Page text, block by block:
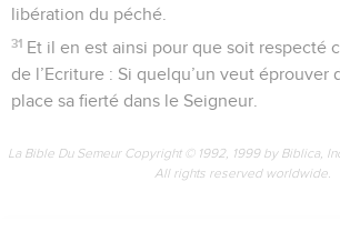
libération du péché.
31 Et il en est ainsi pour que soit respecté
de l’Ecriture : Si quelqu’un veut éprouver
place sa fierté dans le Seigneur.
La Bible Du Semeur Copyright © 1992, 1999 by Biblica,
All rights reserved worldwide.